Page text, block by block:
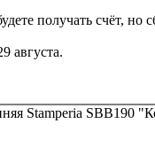
получать счёт, но
августа.
Stamperia SBB190